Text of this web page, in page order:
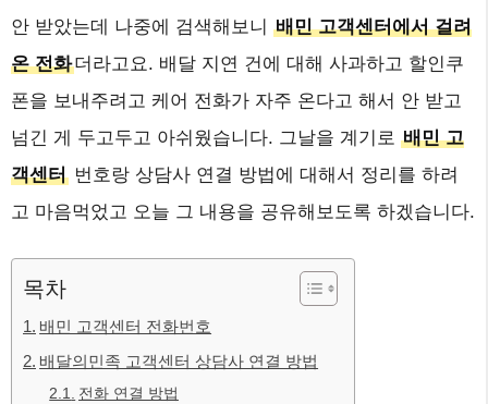
안 받았는데 나중에 검색해보니 배민 고객센터에서 걸려
온 전화더라고요. 배달 지연 건에 대해 사과하고 할인쿠
폰을 보내주려고 케어 전화가 자주 온다고 해서 안 받고
넘긴 게 두고두고 아쉬웠습니다. 그날을 계기로 배민 고
객센터 번호랑 상담사 연결 방법에 대해서 정리를 하려
고 마음먹었고 오늘 그 내용을 공유해보도록 하겠습니다.
목차
배민 고객센터 전화번호
배달의민족 고객센터 상담사 연결 방법
전화 연결 방법